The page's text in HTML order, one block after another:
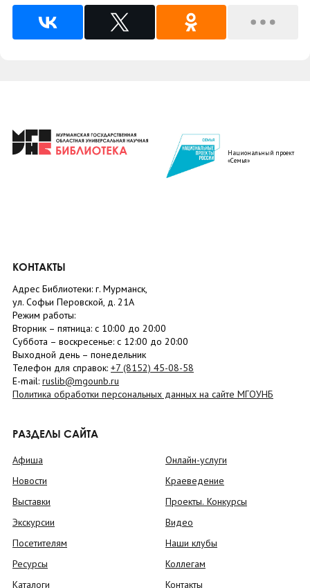
Национальный проект
«Семья»
КОНТАКТЫ
Адрес Библиотеки: г. Мурманск,
ул. Софьи Перовской, д. 21А
Режим работы:
Вторник – пятница: с 10:00 до 20:00
Суббота – воскресенье: c 12:00 до 20:00
Выходной день – понедельник
Телефон для справок: +7 (8152) 45-08-58
E-mail: ruslib@mgounb.ru
Политика обработки персональных данных на сайте МГОУНБ
РАЗДЕЛЫ САЙТА
Афиша
Новости
Выставки
Экскурсии
Посетителям
Ресурсы
Каталоги
Онлайн-услуги
Краеведение
Проекты. Конкурсы
Видео
Наши клубы
Коллегам
Контакты